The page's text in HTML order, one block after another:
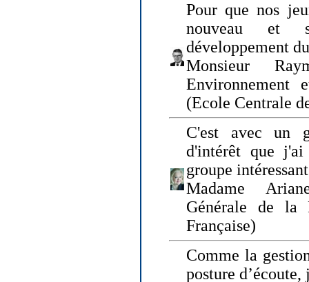
Pour que nos
nouveau et
développement
Monsieur
Environnement
(Ecole Centrale
C'est avec un
d'intérêt que
groupe
Madame
Générale de la
Française)
Comme la
posture